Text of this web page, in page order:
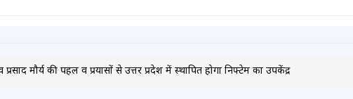
मौर्य की पहल व प्रयासों से उत्तर प्रदेश में स्थापित होगा निफ्टेम का उपकेंद्र